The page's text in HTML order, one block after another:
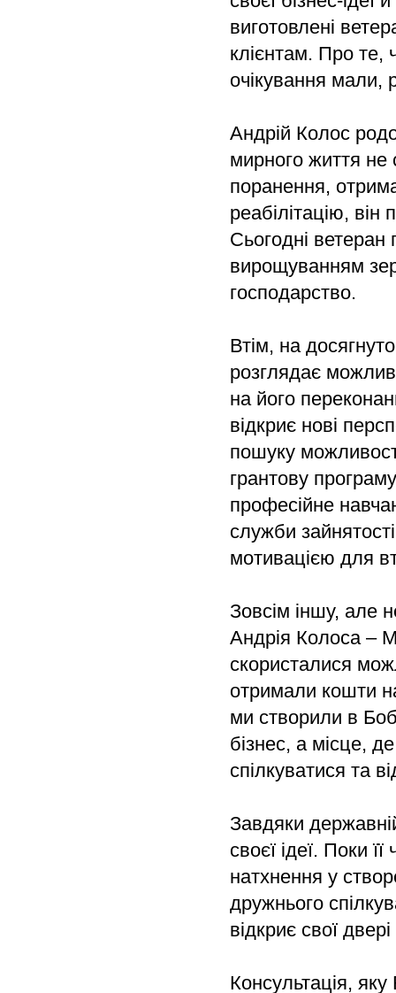
виготовлені
клієнтам. Про те,
очікування мали,
Андрій Колос
мирного життя не
поранення,
реабілітацію,
Сьогодні
вирощуванням
господарство.
Втім, на
розглядає
на його
відкриє нові
пошуку
грантову
професійне
служби
мотивацією для
Зовсім іншу, але
Андрія Колоса –
скористалися
отримали кошти
ми створили в
бізнес, а місце,
спілкуватися та
Завдяки
своєї ідеї. Поки
натхнення у
дружнього
відкриє свої
Консультація,